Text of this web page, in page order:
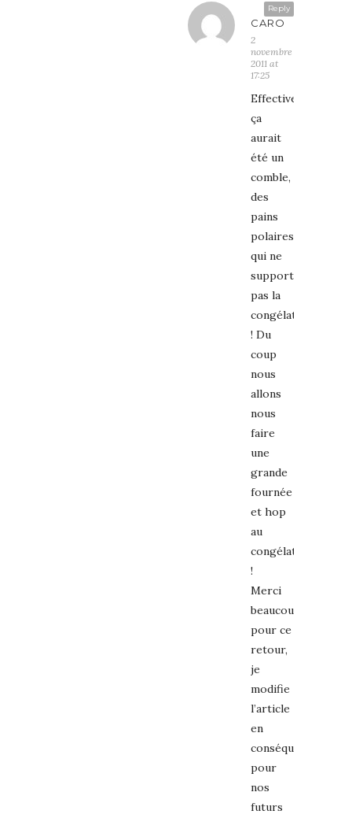
Reply
CARO
2
novembre
2011 at
17:25
Effectivement
ça
aurait
été un
comble,
des
pains
polaires
qui ne
supportent
pas la
congélation
! Du
coup
nous
allons
nous
faire
une
grande
fournée
et hop
au
congélateur
!
Merci
beaucoup
pour ce
retour,
je
modifie
l’article
en
conséquence
pour
nos
futurs